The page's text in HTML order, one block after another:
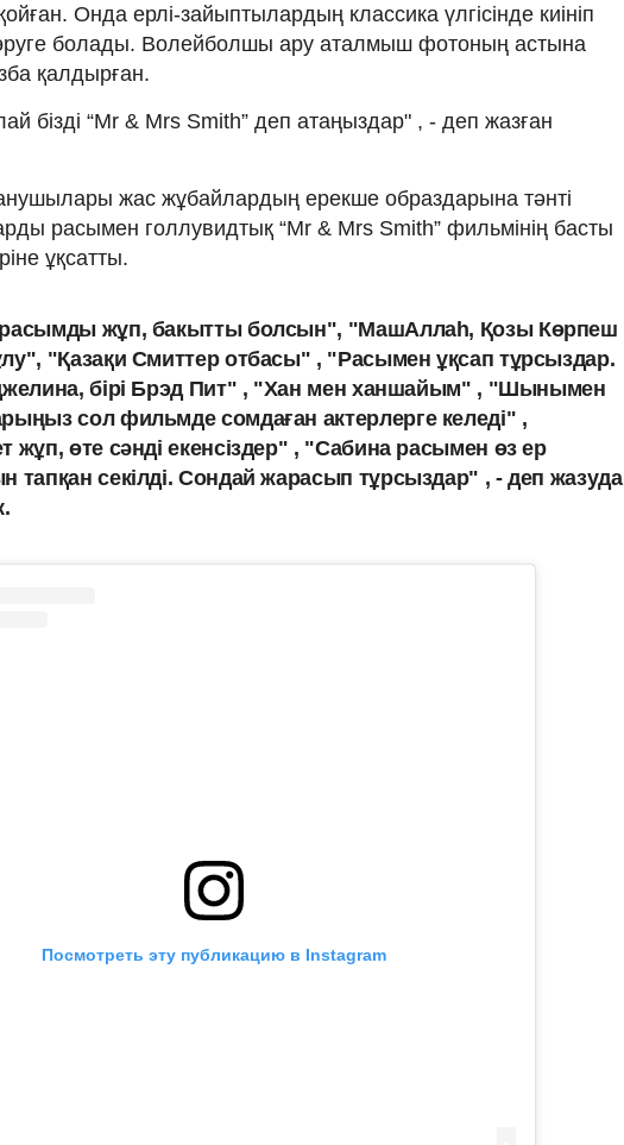
Онда ерлі-зайыптылардың классика үлгісінде киініп
болады. Волейболшы ару аталмыш фотоның астына
қалдырған.
бізді “Mr & Mrs Smith” деп атаңыздар" , - деп жазған
жас жұбайлардың ерекше образдарына тәнті
расымен голлувидтық “Mr & Mrs Smith” фильмінің басты
ұқсатты.
жұп, бакытты болсын", "МашАллаһ, Қозы Көрпеш
"Қазақи Смиттер отбасы" , "Расымен ұқсап тұрсыздар.
бірі Брэд Пит" , "Хан мен ханшайым" , "Шынымен
сол фильмде сомдаған актерлерге келеді" ,
жұп, өте сәнді екенсіздер" , "Сабина расымен өз ер
тапқан секілді. Сондай жарасып тұрсыздар" , - деп жазуда
Посмотреть эту публикацию в Instagram